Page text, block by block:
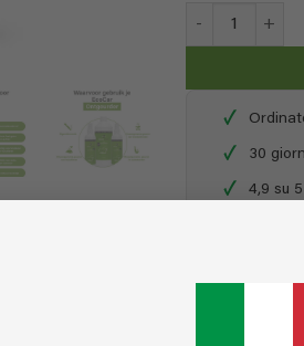
EcoCar -
✓
✓ 30
✓ 4,9 su